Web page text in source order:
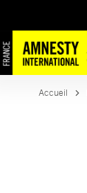
Accueil